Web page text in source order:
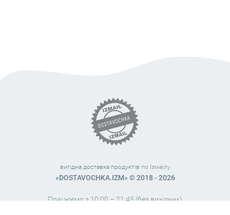
вигідна доставка продуктів по Ізмаїлу
«DOSTAVOCHKA.IZM» © 2018 - 2026
Працюємо з 10:00 – 21:45 (без вихідних)